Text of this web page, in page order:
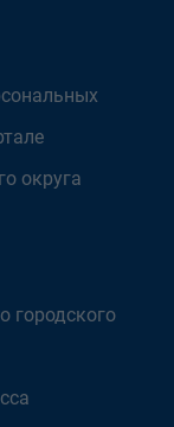
округа
городского